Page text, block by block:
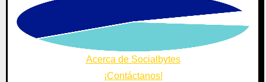
Acerca de Socialbytes
¡Contáctanos!